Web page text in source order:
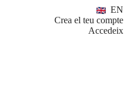
EN
Crea el teu compte
Accedeix